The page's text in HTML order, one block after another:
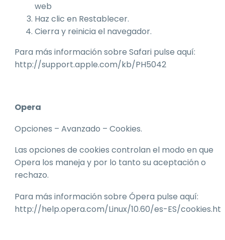
web
Haz clic en Restablecer.
Cierra y reinicia el navegador.
Para más información sobre Safari pulse aquí:
http://support.apple.com/kb/PH5042
Opera
Opciones – Avanzado – Cookies.
Las opciones de cookies controlan el modo en que
Opera los maneja y por lo tanto su aceptación o
rechazo.
Para más información sobre Ópera pulse aquí:
http://help.opera.com/Linux/10.60/es-ES/